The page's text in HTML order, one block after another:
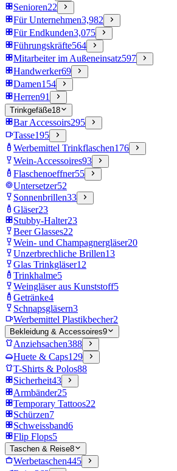
Senioren22
Für Unternehmen3,982
Für Endkunden3,075
Führungskräfte564
Mitarbeiter im Außeneinsatz597
Handwerker69
Damen154
Herren91
Trinkgefäße18
Bar Accessoirs295
Tasse195
Werbemittel Trinkflaschen176
Wein-Accessoires93
Flaschenoeffner55
Untersetzer52
Sonnenbrillen33
Gläser23
Stubby-Halter23
Beer Glasses22
Wein- und Champagnergläser20
Unzerbrechliche Brillen13
Glas Trinkgläser12
Trinkhalme5
Weingläser aus Kunststoff5
Getränke4
Schnapsgläsern3
Werbemittel Plastikbecher2
Bekleidung & Accessoires9
Anziehsachen388
Huete & Caps129
T-Shirts & Polos88
Sicherheit43
Armbänder25
Temporary Tattoos22
Schürzen7
Schweissband6
Flip Flops5
Taschen & Reise8
Werbetaschen445